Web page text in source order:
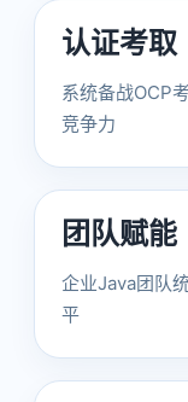
认证考取
系统备战OCP
竞争力
团队赋能
企业Java团队
平